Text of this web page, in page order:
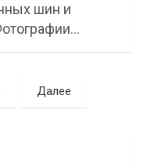
шин и
Далее